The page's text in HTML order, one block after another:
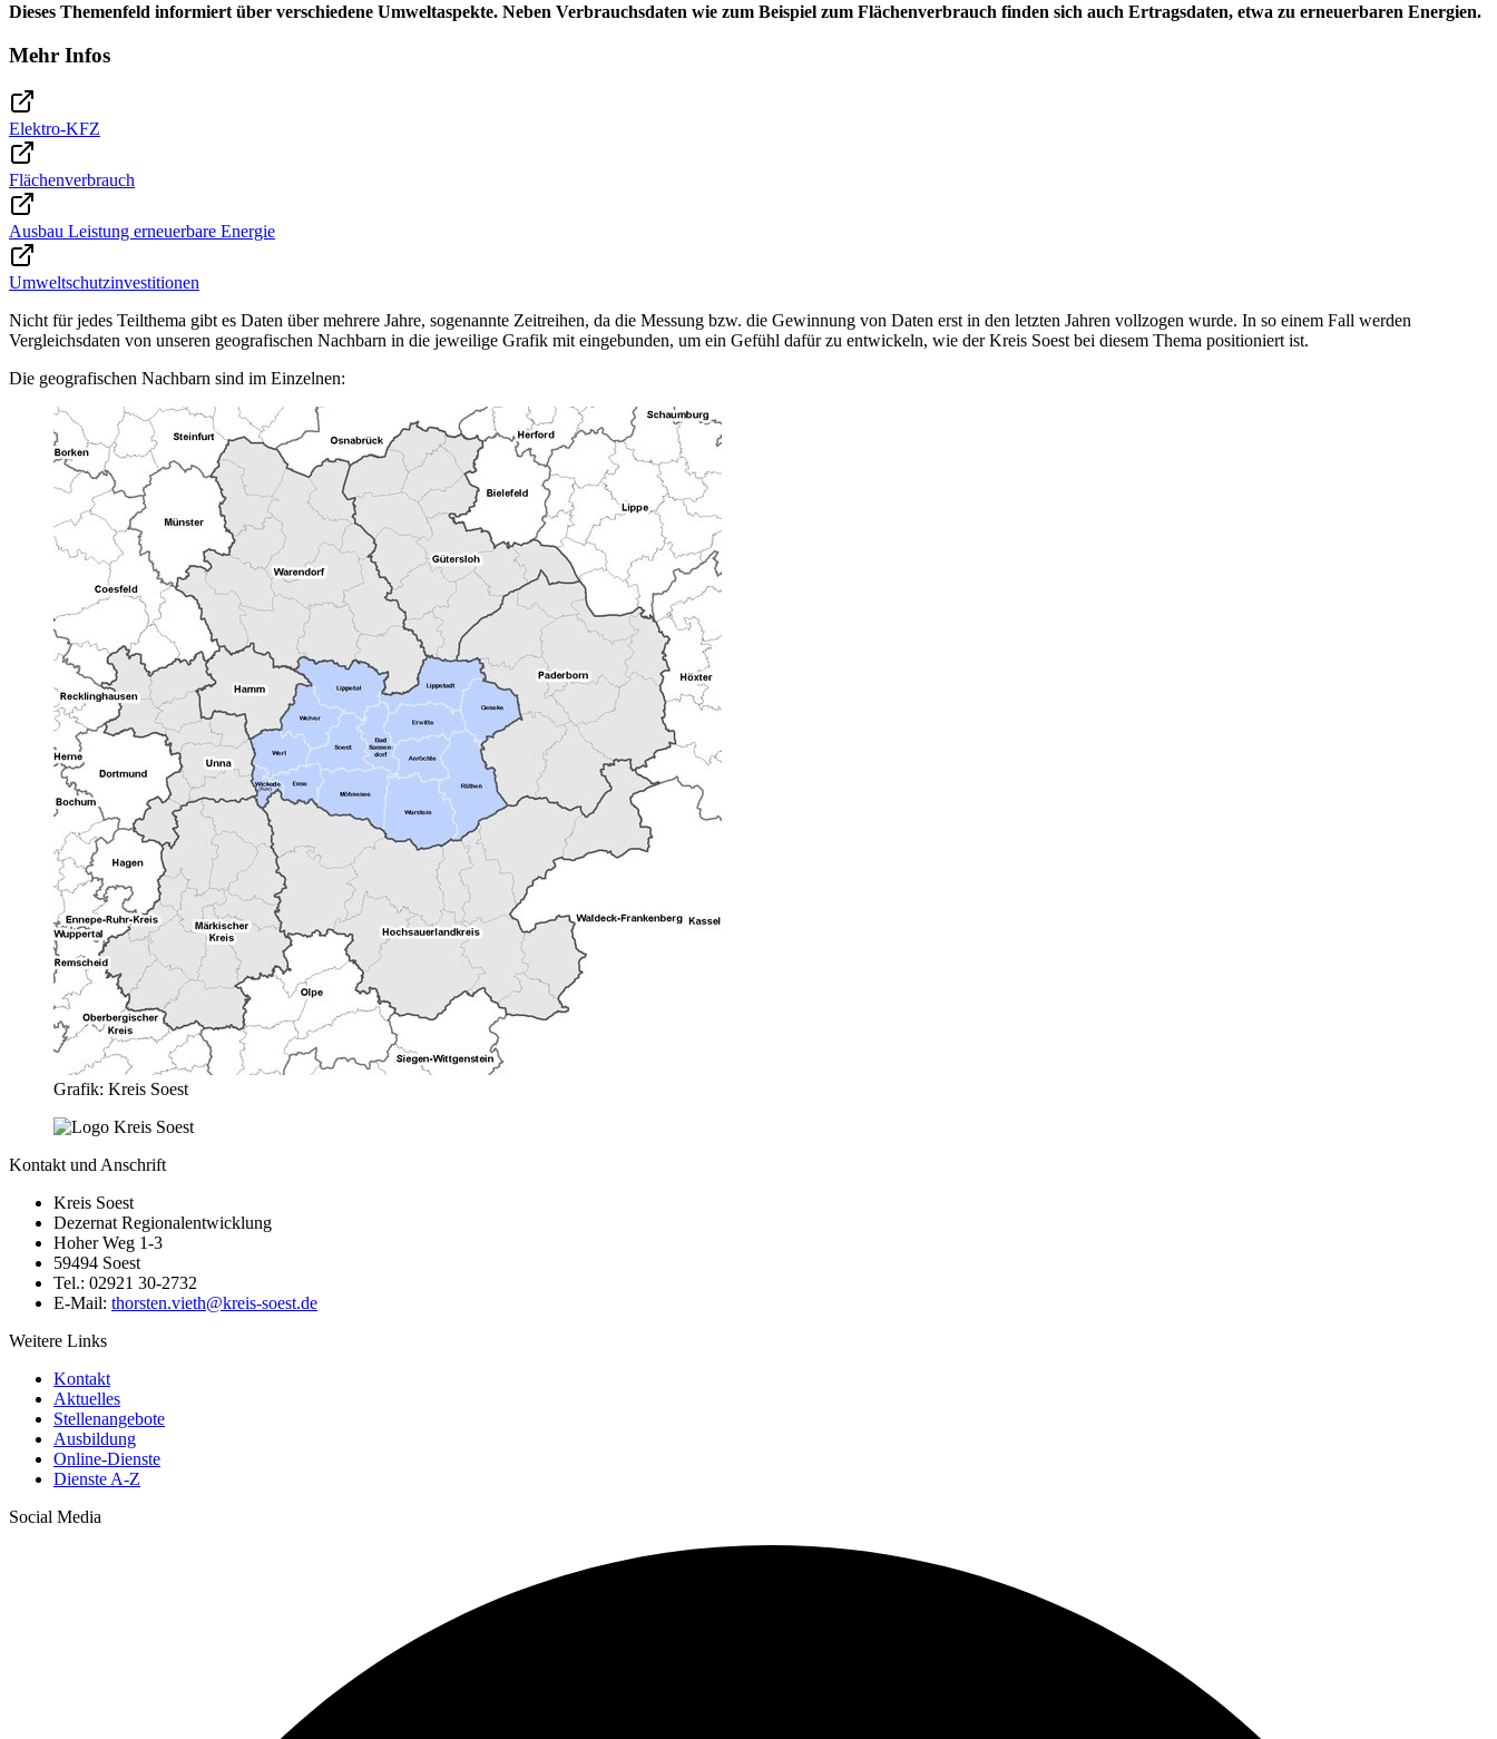
Dieses Themenfeld informiert über verschiedene Umweltaspekte. Neben Verbrauchsdaten wie zum Beispiel zum Flächenverbrauch finden sich auch Ertragsdaten, etwa zu erneuerbaren Energien.
Mehr Infos
Elektro-KFZ
Flächenverbrauch
Ausbau Leistung erneuerbare Energie
Umweltschutzinvestitionen
Nicht für jedes Teilthema gibt es Daten über mehrere Jahre, sogenannte Zeitreihen, da die Messung bzw. die Gewinnung von Daten erst in den letzten Jahren vollzogen wurde. In so einem Fall werden
Vergleichsdaten von unseren geografischen Nachbarn in die jeweilige Grafik mit eingebunden, um ein Gefühl dafür zu entwickeln, wie der Kreis Soest bei diesem Thema positioniert ist.
Die geografischen Nachbarn sind im Einzelnen:
Grafik: Kreis Soest
Kontakt und Anschrift
Kreis Soest
Dezernat Regionalentwicklung
Hoher Weg 1-3
59494 Soest
Tel.: 02921 30-2732
E-Mail: thorsten.vieth@​kreis-soest.de
Weitere Links
Kontakt
Aktuelles
Stellenangebote
Ausbildung
Online-Dienste
Dienste A-Z
Social Media